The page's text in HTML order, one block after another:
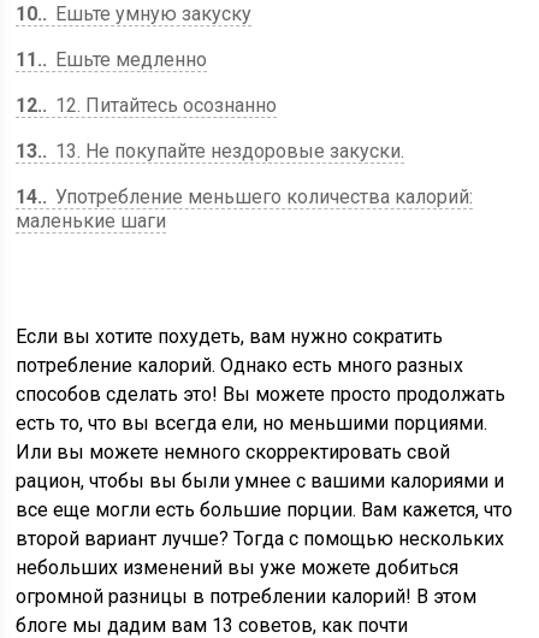
10.
Ешьте умную закуску
11.
Ешьте медленно
12.
12. Питайтесь осознанно
13.
13. Не покупайте нездоровые закуски.
14.
Употребление меньшего количества калорий:
маленькие шаги
Если вы хотите похудеть, вам нужно сократить
потребление калорий. Однако есть много разных
способов сделать это! Вы можете просто продолжать
есть то, что вы всегда ели, но меньшими порциями.
Или вы можете немного скорректировать свой
рацион, чтобы вы были умнее с вашими калориями и
все еще могли есть большие порции. Вам кажется, что
второй вариант лучше? Тогда с помощью нескольких
небольших изменений вы уже можете добиться
огромной разницы в потреблении калорий! В этом
блоге мы дадим вам 13 советов, как почти